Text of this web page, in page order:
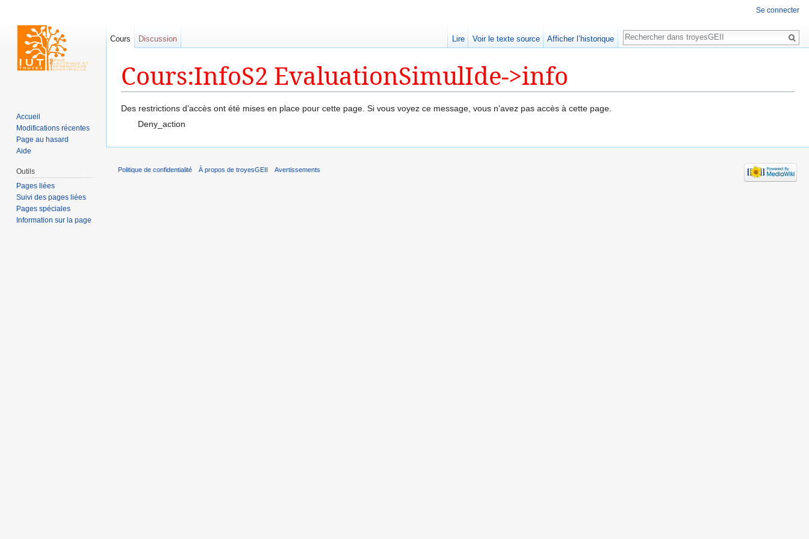
Cours:InfoS2 EvaluationSimulIde->info
Des restrictions d’accès ont été mises en place pour cette page. Si vous voyez ce message, vous n’avez pas accès à cette page.
Deny_action
Se connecter
Cours Discussion Lire Voir le texte source Afficher l’historique
Rechercher
Accueil
Modifications récentes
Page au hasard
Aide
Outils
Pages liées
Suivi des pages liées
Pages spéciales
Information sur la page
Politique de confidentialité À propos de troyesGEII Avertissements